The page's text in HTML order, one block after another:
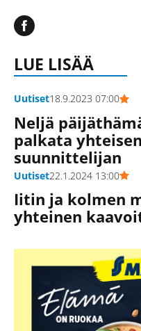
LUE LISÄÄ
Uutiset18.9.2023 07:00
Neljä
palkata
suunnittelijan
Uutiset22.1.2024 13:00
Iitin ja kolmen
yhteinen